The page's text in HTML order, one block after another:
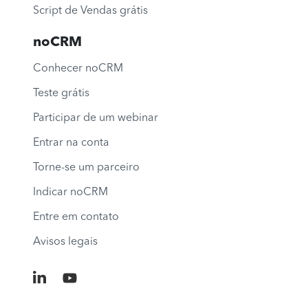
Script de Vendas grátis
noCRM
Conhecer noCRM
Teste grátis
Participar de um webinar
Entrar na conta
Torne-se um parceiro
Indicar noCRM
Entre em contato
Avisos legais